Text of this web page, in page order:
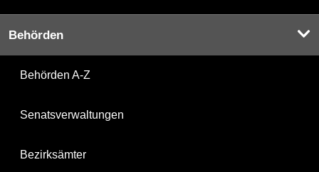
Behörden
Behörden A-Z
Senatsverwaltungen
Bezirksämter